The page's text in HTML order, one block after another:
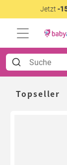
Jetzt -
Topseller